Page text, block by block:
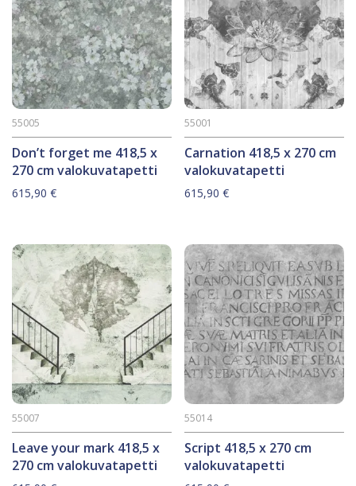
Don’t forget me 418,5 x
270 cm valokuvatapetti
55005
615,90 €
Carnation 418,5 x 270 cm
valokuvatapetti
55001
615,90€
Leave your mark 418,5 x
270 cm valokuvatapetti
55007
Script 418,5 x 270 cm
valokuvatapetti
55014